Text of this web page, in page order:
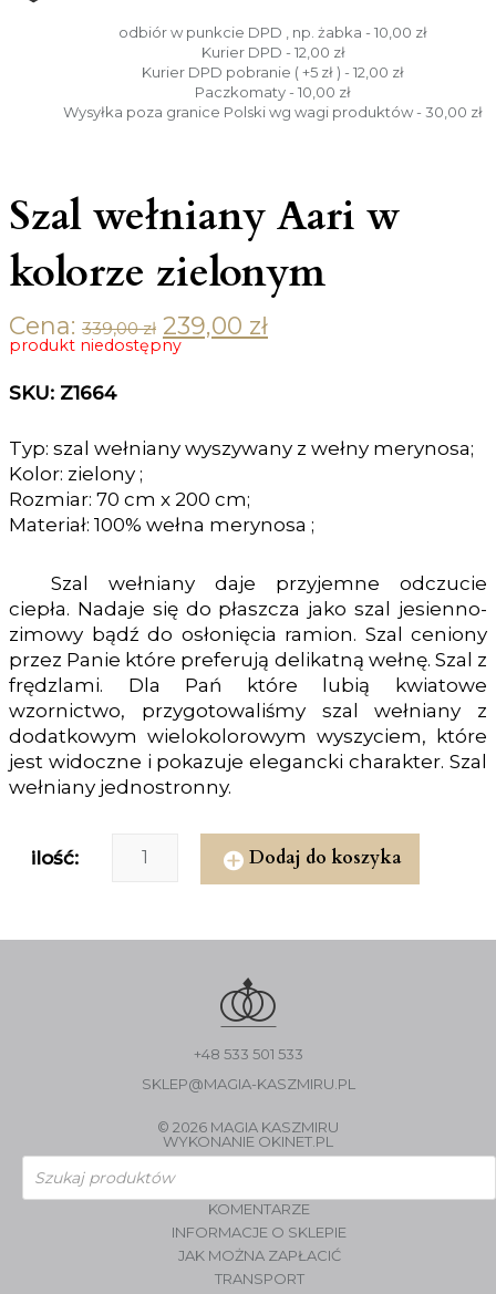
odbiór w punkcie DPD , np. żabka - 10,00 zł
Kurier DPD - 12,00 zł
Kurier DPD pobranie ( +5 zł ) - 12,00 zł
Paczkomaty - 10,00 zł
Wysyłka poza granice Polski wg wagi produktów - 30,00 zł
Szal wełniany Aari w
kolorze zielonym
Cena: 339,00zł Original price was: 339,00 zł.
239,00 zł
produkt niedostępny
SKU: Z1664
Typ: szal wełniany wyszywany z wełny merynosa;
Kolor: zielony ;
Rozmiar: 70 cm x 200 cm;
Materiał: 100% wełna merynosa ;
Szal wełniany daje przyjemne odczucie
ciepła. Nadaje się do płaszcza jako szal jesienno-
zimowy bądź do osłonięcia ramion. Szal ceniony
przez Panie które preferują delikatną wełnę. Szal z
frędzlami. Dla Pań które lubią kwiatowe
wzornictwo, przygotowaliśmy szal wełniany z
dodatkowym wielokolorowym wyszyciem, które
jest widoczne i pokazuje elegancki charakter. Szal
wełniany jednostronny.
ilość: Dodaj do koszyka
+48 533 501 533
SKLEP@MAGIA-KASZMIRU.PL
© 2026 MAGIA KASZMIRU
WYKONANIE OKINET.PL
Wyszukiwarka
produktów
KOMENTARZE
INFORMACJE O SKLEPIE
JAK MOŻNA ZAPŁACIĆ
TRANSPORT